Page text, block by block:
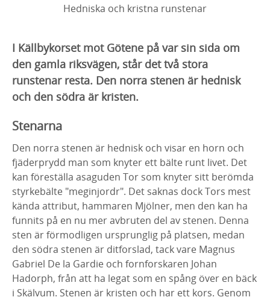
Hedniska och kristna runstenar
I Källbykorset mot Götene på var sin sida om
den gamla riksvägen, står det två stora
runstenar resta. Den norra stenen är hednisk
och den södra är kristen.
Stenarna
Den norra stenen är hednisk och visar en horn och
fjäderprydd man som knyter ett bälte runt livet. Det
kan föreställa asaguden Tor som knyter sitt berömda
styrkebälte "meginjordr". Det saknas dock Tors mest
kända attribut, hammaren Mjölner, men den kan ha
funnits på en nu mer avbruten del av stenen. Denna
sten är förmodligen ursprunglig på platsen, medan
den södra stenen är ditforslad, tack vare Magnus
Gabriel De la Gardie och fornforskaren Johan
Hadorph, från att ha legat som en spång över en bäck
i Skälvum. Stenen är kristen och har ett kors. Genom